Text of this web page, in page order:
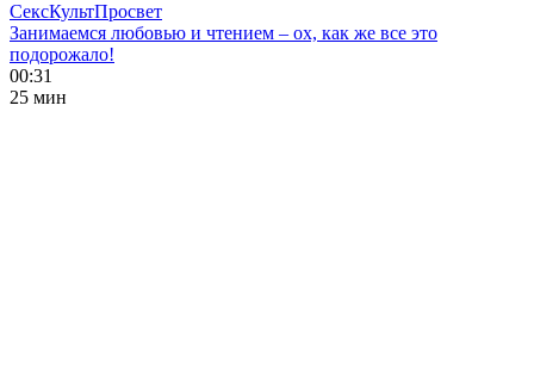
СексКультПросвет
Занимаемся любовью и чтением – ох, как же все это
подорожало!
00:31
25 мин